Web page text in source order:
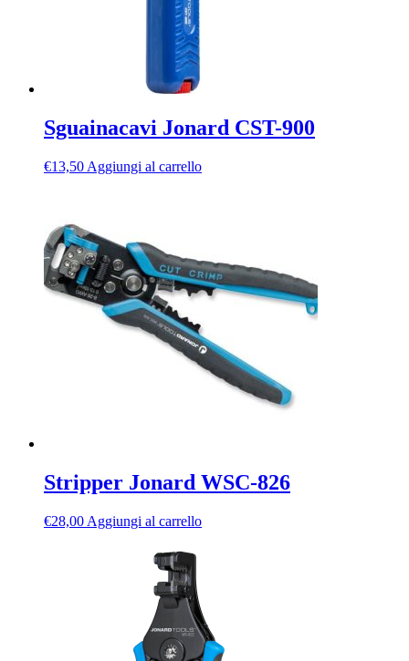
Sguainacavi Jonard CST-900
€13,50 Aggiungi al carrello
Stripper Jonard WSC-826
€28,00 Aggiungi al carrello